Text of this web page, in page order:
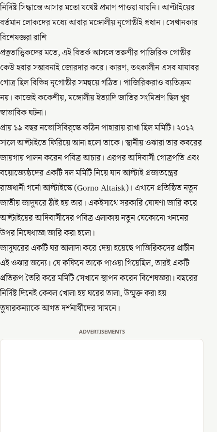
নির্দিষ্ট সিদ্ধান্তে আসার মতো যথেষ্ট প্রমাণ পাওয়া যায়নি। আল্টাইয়ের
বর্তমান লোকদের মধ্যে আবার মঙ্গোলীয় নৃগোষ্ঠীই প্রধান। সেখানকার
বিশেষজ্ঞরা রাশি
প্রত্নতাত্ত্বিকদের মতে, এই বিতর্ক আসলে তরুণীর পাজিরিক গোষ্ঠীর
কেউ হবার সম্ভাবনাই জোরদার করে। কারণ, তৎকালীন এসব যাযাবর
গোত্র ছিল বিভিন্ন নৃগোষ্ঠীর সমন্বয়ে গঠিত। পাজিরিকরাও ব্যতিক্রম
নয়। কাজেই ককেশীয়, মঙ্গোলীয় ইত্যাদি জাতির সংমিশ্রণ ছিল খুব
স্বাভাবিক ঘটনা।
প্রায় ১৯ বছর নভোসিবির্‌স্কে কঠিন পাহারায় রাখা ছিল মমিটি। ২০১২
সালে আল্টাইতে ফিরিয়ে আনা হলো তাকে। স্থানীয় ওঝারা তার কবরের
জায়গায় পালন করেন পবিত্র আচার। এরপর আদিবাসী গোত্রপতি এবং
বয়োজ্যেষ্ঠদের একটি দল মমিটি নিয়ে যান আল্টাই প্রজাতন্ত্রের
রাজধানী গর্নো আল্টাইস্কে (Gorno Altaisk)। এখানে প্রতিষ্ঠিত নতুন
জাতীয় জাদুঘরে ঠাঁই হয় তার। একইসাথে সরকারি ঘোষণা জারি করে
আল্টাইয়ের আদিবাসীদের পবিত্র এলাকায় নতুন যেকোনো খননের
উপর নিষেধাজ্ঞা জারি করা হলো।
জাদুঘরের একটি ঘর আলাদা করে দেয়া হয়েছে পাজিরিকদের প্রাচীন
এই ওঝার জন্যে। যে কফিনে তাকে পাওয়া গিয়েছিল, তারই একটি
প্রতিরূপ তৈরি করে মমিটি সেখানে স্থাপন করেন বিশেষজ্ঞরা। বছরের
নির্দিষ্ট দিনেই কেবল খোলা হয় ঘরের তালা, উন্মুক্ত করা হয়
তুষারকন্যাকে আগত দর্শনার্থীদের সামনে।
ADVERTISEMENTS